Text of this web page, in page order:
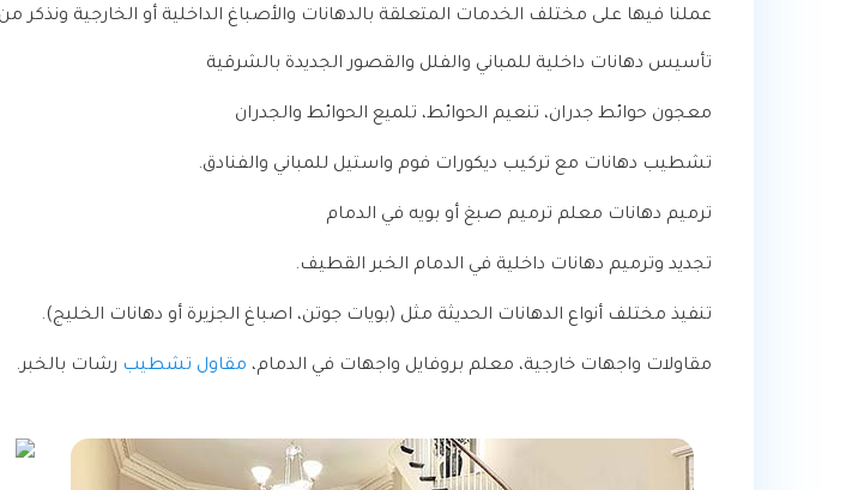
عملنا فيها على مختلف الخدمات المتعلقة بالدهانات والأصباغ الداخلية أو الخارجية ونذكر
تأسيس دهانات داخلية للمباني والفلل والقصور الجديدة بالشرقية
معجون حوائط جدران، تنعيم الحوائط، تلميع الحوائط والجدران
تشطيب دهانات مع تركيب ديكورات فوم واستيل للمباني والفنادق.
ترميم دهانات معلم ترميم صبغ أو بويه في الدمام
تجديد وترميم دهانات داخلية في الدمام الخبر القطيف.
تنفيذ مختلف أنواع الدهانات الحديثة مثل (بويات جوتن، اصباغ الجزيرة أو دهانات الخليج).
مقاولات واجهات خارجية، معلم بروفايل واجهات في الدمام، مقاول تشطيب رشات بالخبر.